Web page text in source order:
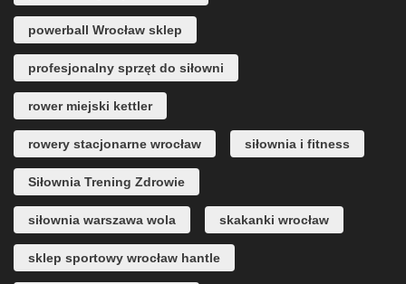
powerball Wrocław sklep
profesjonalny sprzęt do siłowni
rower miejski kettler
rowery stacjonarne wrocław siłownia i fitness
Siłownia Trening Zdrowie
siłownia warszawa wola skakanki wrocław
sklep sportowy wrocław hantle